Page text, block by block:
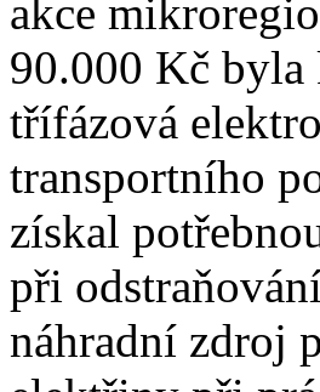
akce
90.000 Kč byla
třífázová
transportního
získal
při
náhradní zdroj